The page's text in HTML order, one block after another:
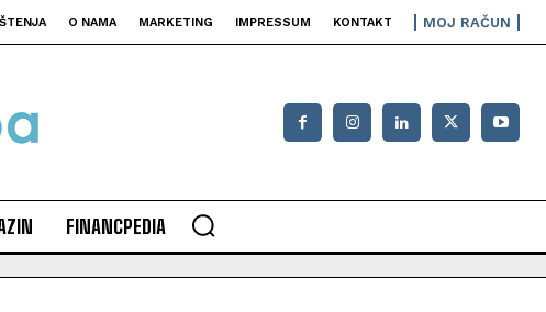
O NAMA MARKETING IMPRESSUM KONTAKT MOJ RAČUN
FINANCPEDIA